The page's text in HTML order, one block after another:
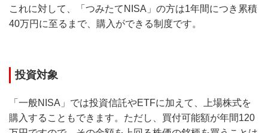
これに対して、「つみたてNISA」の方は1年間につき累積
40万円に至るまで、購入ができる制度です。
投資対象
「一般NISA」では投資信託やETFに加えて、上場株式を
購入することもできます。ただし、買付可能額が年間120